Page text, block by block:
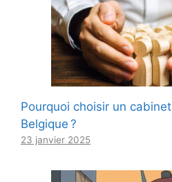
Pourquoi choisir un
Belgique ?
23 janvier 2025